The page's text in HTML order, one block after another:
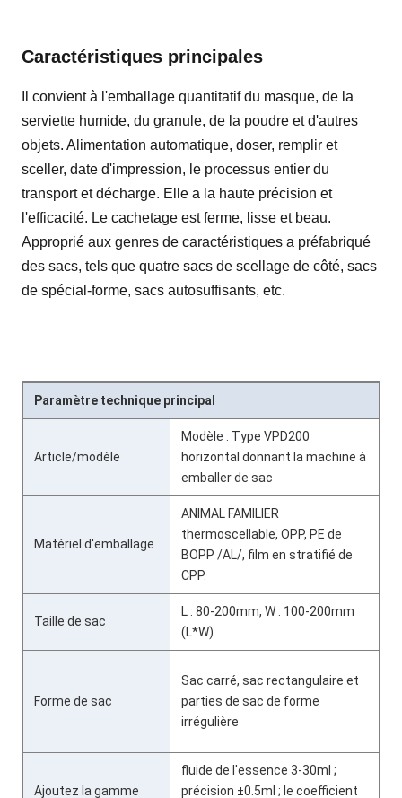
Caractéristiques principales
Il convient à l'emballage quantitatif du masque, de la
serviette humide, du granule, de la poudre et d'autres
objets. Alimentation automatique, doser, remplir et
sceller, date d'impression, le processus entier du
transport et décharge. Elle a la haute précision et
l'efficacité. Le cachetage est ferme, lisse et beau.
Approprié aux genres de caractéristiques a préfabriqué
des sacs, tels que quatre sacs de scellage de côté, sacs
de spécial-forme, sacs autosuffisants, etc.
Paramètre technique principal
Article/modèle
Modèle : Type VPD200
horizontal donnant la machine à
emballer de sac
Matériel d'emballage
ANIMAL FAMILIER
thermoscellable, OPP, PE de
BOPP /AL/, film en stratifié de
CPP.
Taille de sac
L : 80-200mm, W : 100-200mm
(L*W)
Forme de sac
Sac carré, sac rectangulaire et
parties de sac de forme
irrégulière
Ajoutez la gamme
fluide de l'essence 3-30ml ;
précision ±0.5ml ; le coefficient